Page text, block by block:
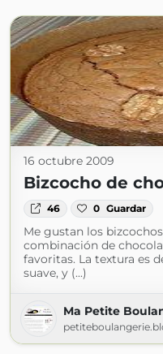
16 octubre 2009
Bizcocho de
46 0 Guardar
Me gustan los
combinación de
favoritas. La textura es
suave, y (...)
Ma Petite